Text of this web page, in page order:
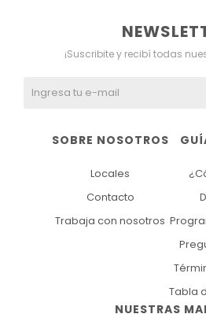
NUESTRAS
Tabla
SOBRE NOSOTROS
Locales
Contacto
Trabaja con nosotros
¡Suscribite y recibí todas